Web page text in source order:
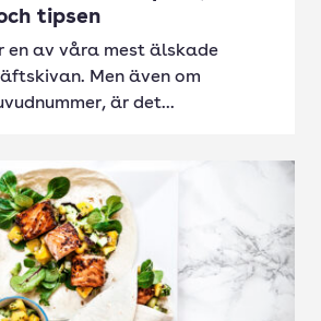
tipsen
en av våra mest älskade
Men även om
är det...